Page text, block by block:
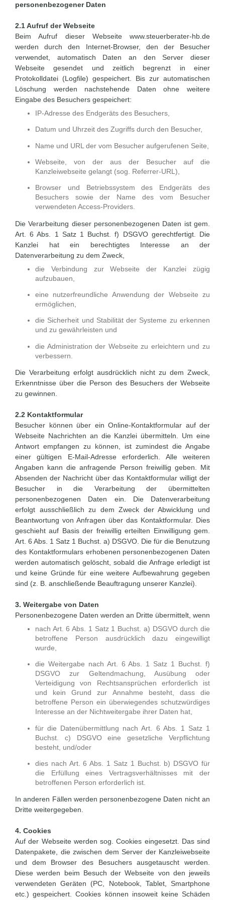
personenbezogener Daten
2.1 Aufruf der Webseite
Beim Aufruf dieser Webseite www.steuerberater-hb.de
werden durch den Internet-Browser, den der Besucher
verwendet, automatisch Daten an den Server dieser
Webseite gesendet und zeitlich begrenzt in einer
Protokolldatei (Logfile) gespeichert. Bis zur automatischen
Löschung werden nachstehende Daten ohne weitere
Eingabe des Besuchers gespeichert:
IP-Adresse des Endgeräts des Besuchers,
Datum und Uhrzeit des Zugriffs durch den Besucher,
Name und URL der vom Besucher aufgerufenen Seite,
Webseite, von der aus der Besucher auf die
Kanzleiwebseite gelangt (sog. Referrer-URL),
Browser und Betriebssystem des Endgeräts des
Besuchers sowie der Name des vom Besucher
verwendeten Access-Providers.
Die Verarbeitung dieser personenbezogenen Daten ist gem.
Art. 6 Abs. 1 Satz 1 Buchst. f) DSGVO gerechtfertigt. Die
Kanzlei hat ein berechtigtes Interesse an der
Datenverarbeitung zu dem Zweck,
die Verbindung zur Webseite der Kanzlei zügig
aufzubauen,
eine nutzerfreundliche Anwendung der Webseite zu
ermöglichen,
die Sicherheit und Stabilität der Systeme zu erkennen
und zu gewährleisten und
die Administration der Webseite zu erleichtern und zu
verbessern.
Die Verarbeitung erfolgt ausdrücklich nicht zu dem Zweck,
Erkenntnisse über die Person des Besuchers der Webseite
zu gewinnen.
2.2 Kontaktformular
Besucher können über ein Online-Kontaktformular auf der
Webseite Nachrichten an die Kanzlei übermitteln. Um eine
Antwort empfangen zu können, ist zumindest die Angabe
einer gültigen E-Mail-Adresse erforderlich. Alle weiteren
Angaben kann die anfragende Person freiwillig geben. Mit
Absenden der Nachricht über das Kontaktformular willigt der
Besucher in die Verarbeitung der übermittelten
personenbezogenen Daten ein. Die Datenverarbeitung
erfolgt ausschließlich zu dem Zweck der Abwicklung und
Beantwortung von Anfragen über das Kontaktformular. Dies
geschieht auf Basis der freiwillig erteilten Einwilligung gem.
Art. 6 Abs. 1 Satz 1 Buchst. a) DSGVO. Die für die Benutzung
des Kontaktformulars erhobenen personenbezogenen Daten
werden automatisch gelöscht, sobald die Anfrage erledigt ist
und keine Gründe für eine weitere Aufbewahrung gegeben
sind (z. B. anschließende Beauftragung unserer Kanzlei).
3. Weitergabe von Daten
Personenbezogene Daten werden an Dritte übermittelt, wenn
nach Art. 6 Abs. 1 Satz 1 Buchst. a) DSGVO durch die
betroffene Person ausdrücklich dazu eingewilligt
wurde,
die Weitergabe nach Art. 6 Abs. 1 Satz 1 Buchst. f)
DSGVO zur Geltendmachung, Ausübung oder
Verteidigung von Rechtsansprüchen erforderlich ist
und kein Grund zur Annahme besteht, dass die
betroffene Person ein überwiegendes schutzwürdiges
Interesse an der Nichtweitergabe ihrer Daten hat,
für die Datenübermittlung nach Art. 6 Abs. 1 Satz 1
Buchst. c) DSGVO eine gesetzliche Verpflichtung
besteht, und/oder
dies nach Art. 6 Abs. 1 Satz 1 Buchst. b) DSGVO für
die Erfüllung eines Vertragsverhältnisses mit der
betroffenen Person erforderlich ist.
In anderen Fällen werden personenbezogene Daten nicht an
Dritte weitergegeben.
4. Cookies
Auf der Webseite werden sog. Cookies eingesetzt. Das sind
Datenpakete, die zwischen dem Server der Kanzleiwebseite
und dem Browser des Besuchers ausgetauscht werden.
Diese werden beim Besuch der Webseite von den jeweils
verwendeten Geräten (PC, Notebook, Tablet, Smartphone
etc.) gespeichert. Cookies können insoweit keine Schäden